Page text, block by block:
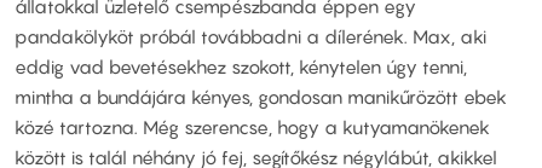
állatokkal üzletelő csempészbanda éppen egy
pandakölyköt próbál továbbadni a dílerének. Max, aki
eddig vad bevetésekhez szokott, kénytelen úgy tenni,
mintha a bundájára kényes, gondosan manikűrözött ebek
közé tartozna. Még szerencse, hogy a kutyamanökenek
között is talál néhány jó fej, segítőkész négylábút, akikkel